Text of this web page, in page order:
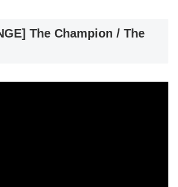
The Champion / The